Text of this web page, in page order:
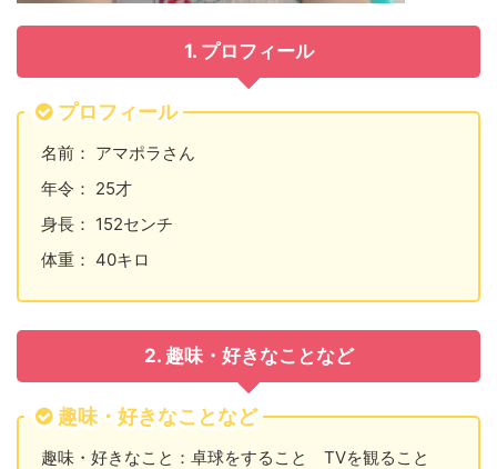
1. プロフィール
プロフィール
名前： アマポラさん
年令： 25才
身長： 152センチ
体重： 40キロ
2. 趣味・好きなことなど
趣味・好きなことなど
趣味・好きなこと：卓球をすること TVを観ること